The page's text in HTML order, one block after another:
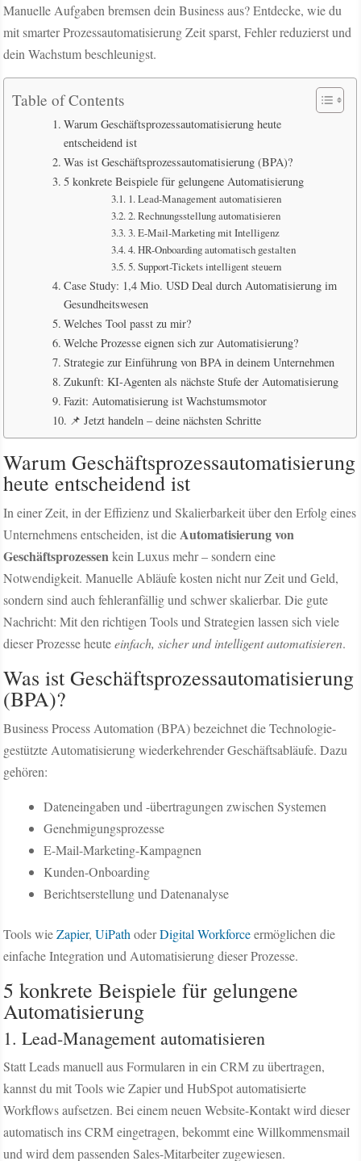
Manuelle Aufgaben bremsen dein Business aus? Entdecke, wie du
mit smarter Prozessautomatisierung Zeit sparst, Fehler reduzierst und
dein Wachstum beschleunigst.
Table of Contents
Warum Geschäftsprozessautomatisierung heute
entscheidend ist
Was ist Geschäftsprozessautomatisierung (BPA)?
5 konkrete Beispiele für gelungene Automatisierung
1. Lead-Management automatisieren
2. Rechnungsstellung automatisieren
3. E-Mail-Marketing mit Intelligenz
4. HR-Onboarding automatisch gestalten
5. Support-Tickets intelligent steuern
Case Study: 1,4 Mio. USD Deal durch Automatisierung im
Gesundheitswesen
Welches Tool passt zu mir?
Welche Prozesse eignen sich zur Automatisierung?
Strategie zur Einführung von BPA in deinem Unternehmen
Zukunft: KI-Agenten als nächste Stufe der Automatisierung
Fazit: Automatisierung ist Wachstumsmotor
📌 Jetzt handeln – deine nächsten Schritte
Warum Geschäftsprozessautomatisierung
heute entscheidend ist
In einer Zeit, in der Effizienz und Skalierbarkeit über den Erfolg eines
Unternehmens entscheiden, ist die Automatisierung von
Geschäftsprozessenkein Luxus mehr – sondern eine
Notwendigkeit. Manuelle Abläufe kosten nicht nur Zeit und Geld,
sondern sind auch fehleranfällig und schwer skalierbar. Die gute
Nachricht: Mit den richtigen Tools und Strategien lassen sich viele
dieser Prozesse heuteeinfach, sicher und intelligent automatisieren.
Was ist Geschäftsprozessautomatisierung
(BPA)?
Business Process Automation (BPA) bezeichnet die Technologie-
gestützte Automatisierung wiederkehrender Geschäftsabläufe. Dazu
gehören:
Dateneingaben und -übertragungen zwischen Systemen
Genehmigungsprozesse
E-Mail-Marketing-Kampagnen
Kunden-Onboarding
Berichtserstellung und Datenanalyse
Tools wieZapier,UiPath oderDigital Workforceermöglichen die
einfache Integration und Automatisierung dieser Prozesse.
5 konkrete Beispiele für gelungene
Automatisierung
1. Lead-Management automatisieren
Statt Leads manuell aus Formularen in ein CRM zu übertragen,
kannst du mit Tools wie Zapier und HubSpot automatisierte
Workflows aufsetzen. Bei einem neuen Website-Kontakt wird dieser
automatisch ins CRM eingetragen, bekommt eine Willkommensmail
und wird dem passenden Sales-Mitarbeiter zugewiesen.